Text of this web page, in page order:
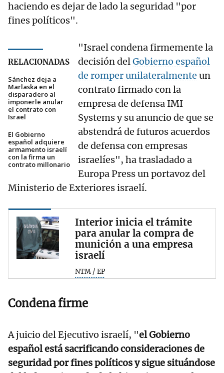
haciendo es dejar de lado la seguridad "por
fines políticos".
RELACIONADAS
Sánchez deja a
Marlaska en el
disparadero al
imponerle anular
el contrato con
Israel
El Gobierno
español adquiere
armamento israelí
con la firma un
contrato millonario
"Israel condena firmemente la
decisión delGobierno español
de romper unilateralmente un
contrato firmado con la
empresa de defensa IMI
Systems y su anuncio de que se
abstendrá de futuros acuerdos
de defensa con empresas
israelíes", ha trasladado a
Europa Press un portavoz del
Ministerio de Exteriores israelí.
Interior inicia el trámite
para anular la compra de
munición a una empresa
israelí
NTM / EP
Condena firme
A juicio del Ejecutivo israelí, "el Gobierno
español está sacrificando consideraciones de
seguridad por fines políticos y sigue situándose